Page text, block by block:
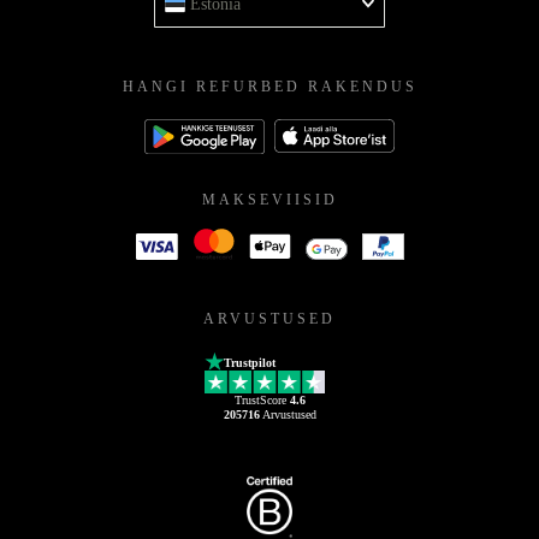
Estonia
HANGI REFURBED RAKENDUS
MAKSEVIISID
ARVUSTUSED
Trustpilot
TrustScore 4.6
205716Arvustused